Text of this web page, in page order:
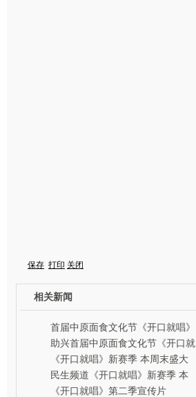
保存 打印 关闭
相关新闻
首届中原面食文化节《开口就唱》
走进延津
助兴首届中原面食文化节《开口就
唱》走进延津受热捧
《开口就唱》新赛季 本周末盛大
开幕
民生频道《开口就唱》新赛季 本
周末盛大开幕
《开口就唱》第二季宣传片